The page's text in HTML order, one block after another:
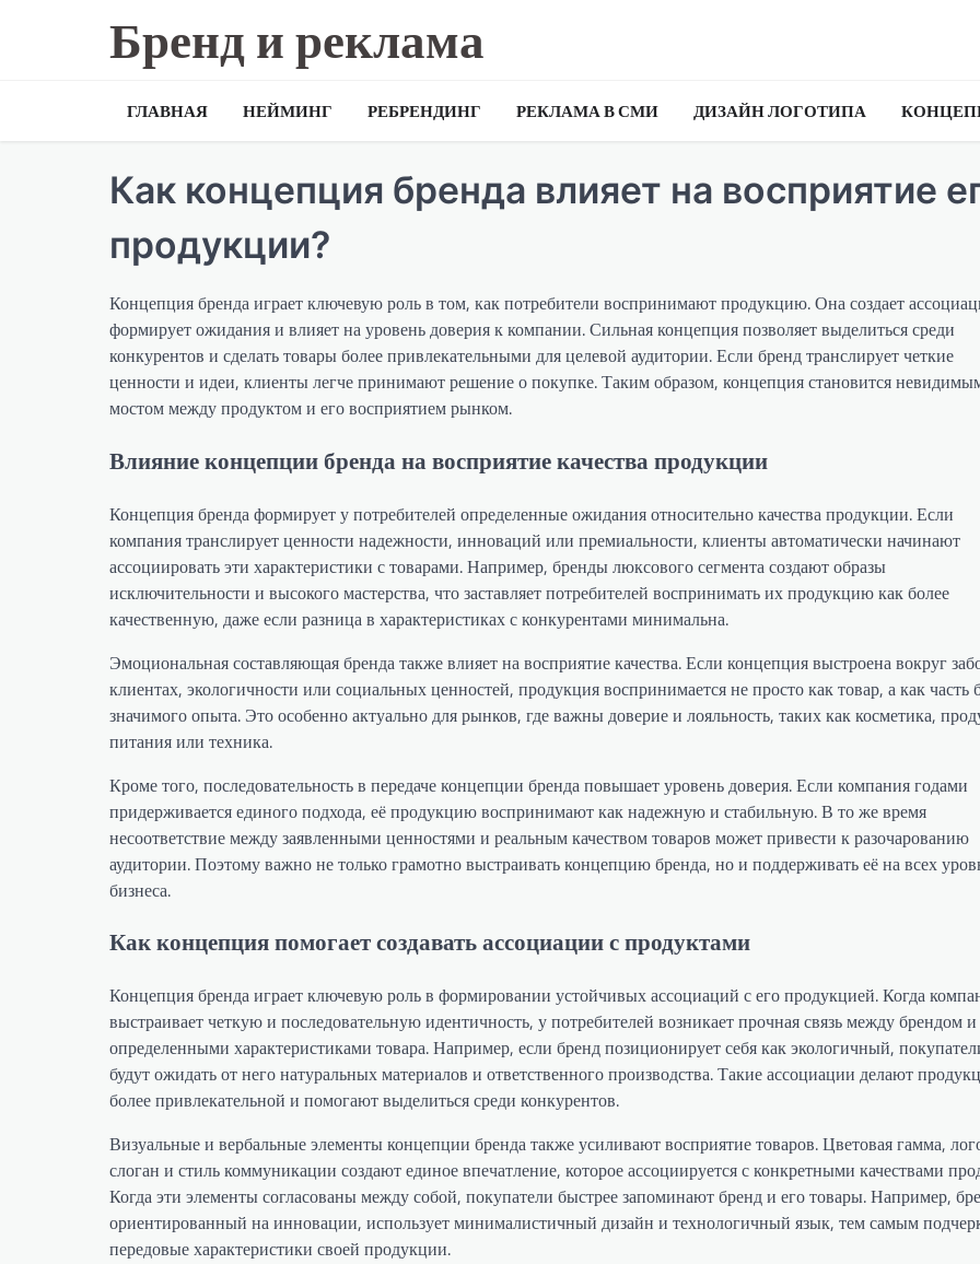
Бренд и реклама
ГЛАВНАЯ НЕЙМИНГ РЕБРЕНДИНГ РЕКЛАМА В СМИ ДИЗАЙН ЛОГОТИПА
Как концепция бренда влияет на восприятие
продукции?
Концепция бренда играет ключевую роль в том, как потребители воспринимают продукцию. Она создает
формирует ожидания и влияет на уровень доверия к компании. Сильная концепция позволяет выделиться среди
конкурентов и сделать товары более привлекательными для целевой аудитории. Если бренд транслирует четкие
ценности и идеи, клиенты легче принимают решение о покупке. Таким образом, концепция становится
мостом между продуктом и его восприятием рынком.
Влияние концепции бренда на восприятие качества продукции
Концепция бренда формирует у потребителей определенные ожидания относительно качества продукции. Если
компания транслирует ценности надежности, инноваций или премиальности, клиенты автоматически начинают
ассоциировать эти характеристики с товарами. Например, бренды люксового сегмента создают образы
исключительности и высокого мастерства, что заставляет потребителей воспринимать их продукцию как более
качественную, даже если разница в характеристиках с конкурентами минимальна.
Эмоциональная составляющая бренда также влияет на восприятие качества. Если концепция выстроена вокруг
клиентах, экологичности или социальных ценностей, продукция воспринимается не просто как товар, а как часть
значимого опыта. Это особенно актуально для рынков, где важны доверие и лояльность, таких как косметика,
питания или техника.
Кроме того, последовательность в передаче концепции бренда повышает уровень доверия. Если компания годами
придерживается единого подхода, её продукцию воспринимают как надежную и стабильную. В то же время
несоответствие между заявленными ценностями и реальным качеством товаров может привести к разочарованию
аудитории. Поэтому важно не только грамотно выстраивать концепцию бренда, но и поддерживать её на всех
бизнеса.
Как концепция помогает создавать ассоциации с продуктами
Концепция бренда играет ключевую роль в формировании устойчивых ассоциаций с его продукцией. Когда
выстраивает четкую и последовательную идентичность, у потребителей возникает прочная связь между брендом и
определенными характеристиками товара. Например, если бренд позиционирует себя как экологичный,
будут ожидать от него натуральных материалов и ответственного производства. Такие ассоциации делают
более привлекательной и помогают выделиться среди конкурентов.
Визуальные и вербальные элементы концепции бренда также усиливают восприятие товаров. Цветовая гамма,
слоган и стиль коммуникации создают единое впечатление, которое ассоциируется с конкретными качествами
Когда эти элементы согласованы между собой, покупатели быстрее запоминают бренд и его товары. Например,
ориентированный на инновации, использует минималистичный дизайн и технологичный язык, тем самым
передовые характеристики своей продукции.